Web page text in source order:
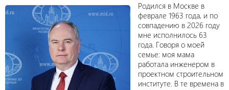
Родился в Москве в
феврале 1963 года, и по
совпадению в 2026 году
мне исполнилось 63
года. Говоря о моей
семье: моя мама
работала инженером в
проектном строительном
институте. В те времена в